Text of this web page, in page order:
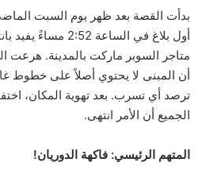
بدأت القصة بعد ظهر يوم السبت
أول بلاغ في الساعة
متاجر السوبر ماركت بالمدينة. هرعت
أن المبنى لا يحتوي أصلاً على خطوط
ترصد أي تسرب. بعد تهوية المكان،
الجميع أن الأمر انتهى.
المتهم الرئيسي: فاكهة الدوريان!